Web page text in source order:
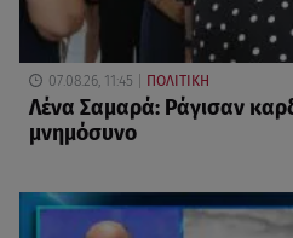
07.08.26, 11:45 ΠΟΛΙΤΙΚΗ
Λένα Σαμαρά: Ράγισαν
μνημόσυνο